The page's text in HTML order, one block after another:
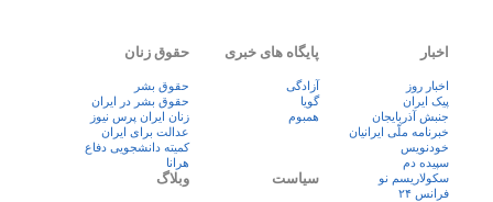
اخبار
اخبار روز
پيک ايران
جنبش آذربایجان
خبرنامه ملّی ایرانیان
خودنویس
سپیده دم
سکولاریسم نو
فرانس ۲۴
پایگاه های خبری
آزادگی
گویا
همبوم
حقوق زنان
حقوق بشر
حقوق بشر در ایران
زنان ايران پرس نيوز
عدالت برای ایران
کمیته دانشجویی دفاع
هرانا
سیاست وبلاگ